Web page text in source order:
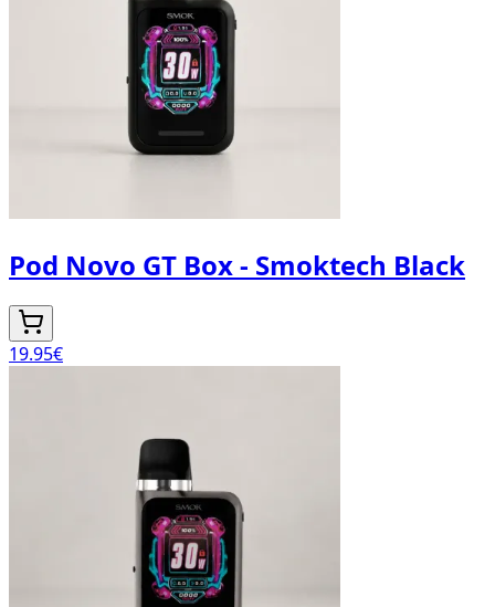
Pod Novo GT Box - Smoktech Black
19.95€